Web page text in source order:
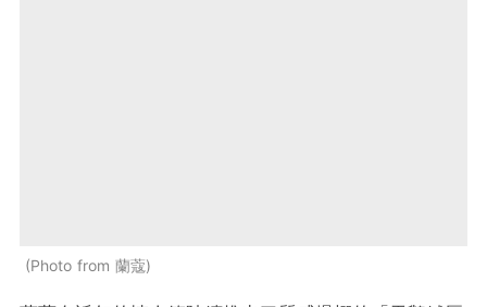
Photo from 蘭蔻